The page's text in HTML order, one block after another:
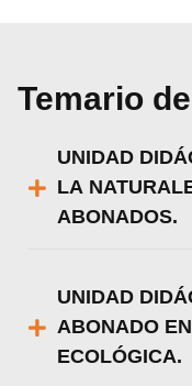
Temario
UNIDAD
LA
ABONADOS.
UNIDAD
ABONADO
ECOLÓGICA.